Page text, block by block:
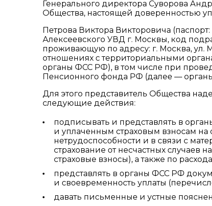
Генерального директора Суворова
Общества, настоящей доверенностью
Петрова Виктора Викторовича
Алексеевского УВД г. Москвы, код
проживающую по адресу: г. Москва, ул.
отношениях с территориальными
органы ФСС РФ), в том числе при
Пенсионного фонда РФ (далее —
Для этого представитель Общества
следующие действия:
подписывать и представлять в
и уплаченным страховым взносам на
нетрудоспособности и в связи с
страхование от несчастных случаев
страховые взносы), а также по
представлять в органы ФСС РФ
и своевременность уплаты
давать письменные и устные